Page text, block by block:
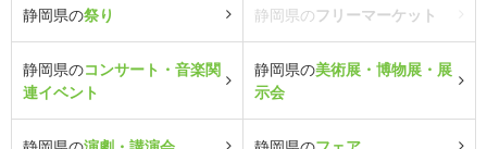
静岡県の祭り 静岡県のフリーマーケット
静岡県のコンサート・音楽関
連イベント
静岡県の美術展・博物展・展
示会